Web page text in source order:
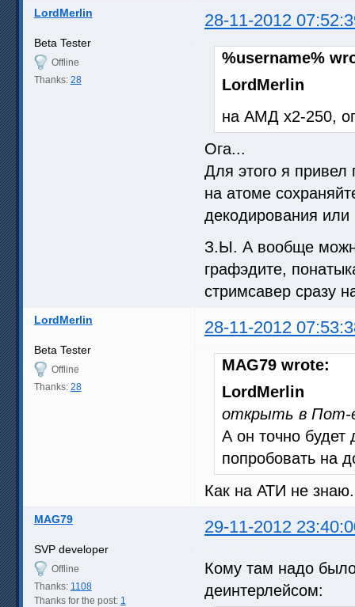
LordMerlin 28-11-2012
Beta Tester
Offline
Thanks: 28
%username%
LordMerlin
на АМД х2-250,
Ога...
Для этого я привел
на атоме
декодирования или
З.Ы. А вообще
графэдите,
стримсавер сразу
LordMerlin 28-11-2012
Beta Tester
Offline
Thanks: 28
MAG79 wrote:
LordMerlin
открыть в Пот-е
А он точно будет
попробовать на
Как на АТИ не
MAG79 29-11-2012
SVP developer
Offline
Thanks: 1108
Thanks for the post: 1
Кому там надо
деинтерлейсом: